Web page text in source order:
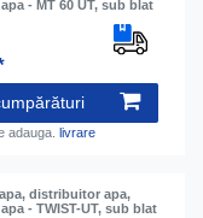
- MT 60 UT, sub blat
adauga.livrare
distribuitor apa,
- TWIST-UT, sub blat